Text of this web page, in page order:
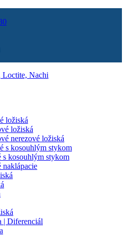
ložiská
ložiská
nerezové ložiská
s kosouhlým stykom
s kosouhlým stykom
| Diferenciál